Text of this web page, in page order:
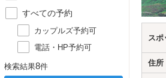
スポ
住所
すべての予約
カップルズ予約可
電話・HP予約可
検索結果8件